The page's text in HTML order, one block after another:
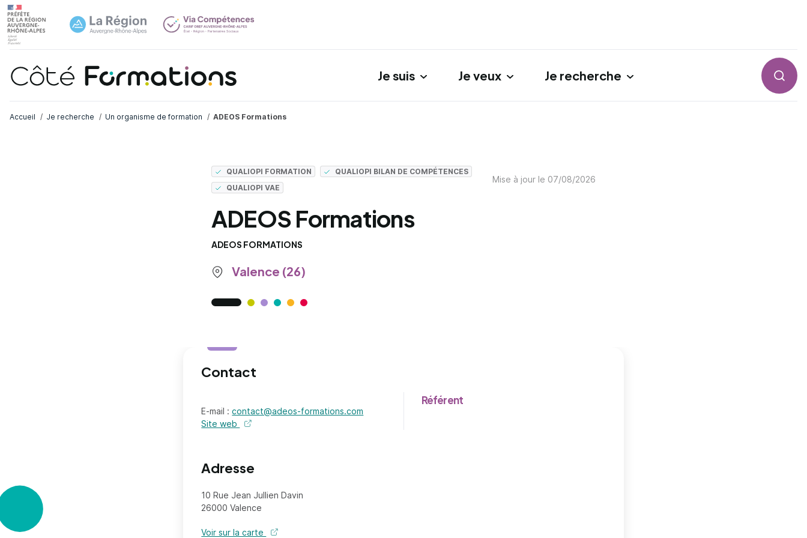
Je suis Je veux Je recherche
Accueil Je recherche Un organisme de formation ADEOS Formations
QUALIOPI FORMATION
QUALIOPI BILAN DE COMPÉTENCES
QUALIOPI VAE
Mise à jour le 07/08/2026
ADEOS Formations
ADEOS FORMATIONS
Valence (26)
Contact
E-mail :contact@adeos-formations.com
Site web
de l'organisme - nouvel onglet
Référent
Adresse
10 Rue Jean Jullien Davin
26000 Valence
Voir sur la carte